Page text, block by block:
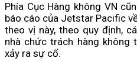
Phía Cục Hàng không VN
báo cáo của Jetstar Pacific
theo vị này, theo quy định,
nhà chức trách hàng
xảy ra sự cố.